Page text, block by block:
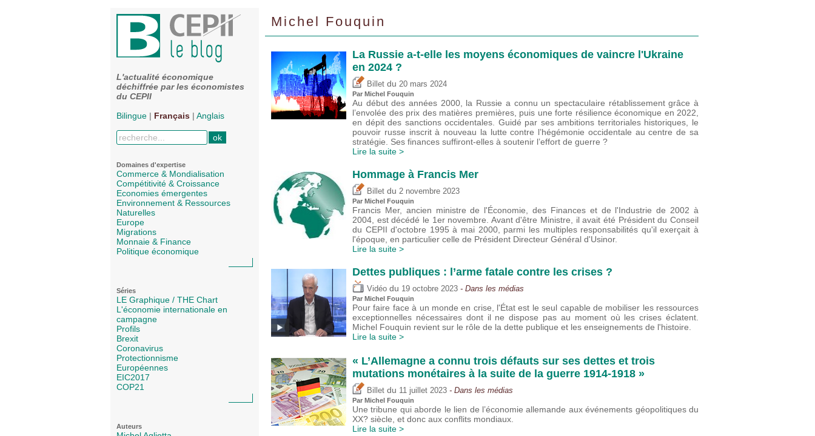
L'actualité économique
déchiffrée par les économistes
du CEPII
Bilingue | Français | Anglais
Domaines d'expertise
Commerce & Mondialisation
Compétitivité & Croissance
Economies émergentes
Environnement & Ressources
Naturelles
Europe
Migrations
Monnaie & Finance
Politique économique
Séries
LE Graphique / THE Chart
L'économie internationale en
campagne
Profils
Brexit
Coronavirus
Protectionnisme
Européennes
EIC2017
COP21
Auteurs
Michel Fouquin
La Russie a-t-elle les moyens économiques de vaincre l'Ukraine
en 2024 ?
Billet du 20 mars 2024
Par Michel Fouquin
Au début des années 2000, la Russie a connu un spectaculaire rétablissement grâce à
l’envolée des prix des matières premières, puis une forte résilience économique en 2022,
en dépit des sanctions occidentales. Guidé par ses ambitions territoriales historiques, le
pouvoir russe inscrit à nouveau la lutte contre l’hégémonie occidentale au centre de sa
stratégie. Ses finances suffiront-elles à soutenir l’effort de guerre ?
Lire la suite >
Hommage à Francis Mer
Billet du 2 novembre 2023
Par Michel Fouquin
Francis Mer, ancien ministre de l'Économie, des Finances et de l'Industrie de 2002 à
2004, est décédé le 1er novembre. Avant d'être Ministre, il avait été Président du Conseil
du CEPII d'octobre 1995 à mai 2000, parmi les multiples responsabilités qu'il exerçait à
l'époque, en particulier celle de Président Directeur Général d'Usinor.
Lire la suite >
Dettes publiques : l’arme fatale contre les crises ?
Vidéo du 19 octobre 2023 - Dans les médias
Par Michel Fouquin
Pour faire face à un monde en crise, l'État est le seul capable de mobiliser les ressources
exceptionnelles nécessaires dont il ne dispose pas au moment où les crises éclatent.
Michel Fouquin revient sur le rôle de la dette publique et les enseignements de l'histoire.
Lire la suite >
« L’Allemagne a connu trois défauts sur ses dettes et trois
mutations monétaires à la suite de la guerre 1914-1918 »
Billet du 11 juillet 2023 - Dans les médias
Par Michel Fouquin
Une tribune qui aborde le lien de l’économie allemande aux événements géopolitiques du
XX? siècle, et donc aux conflits mondiaux.
Lire la suite >